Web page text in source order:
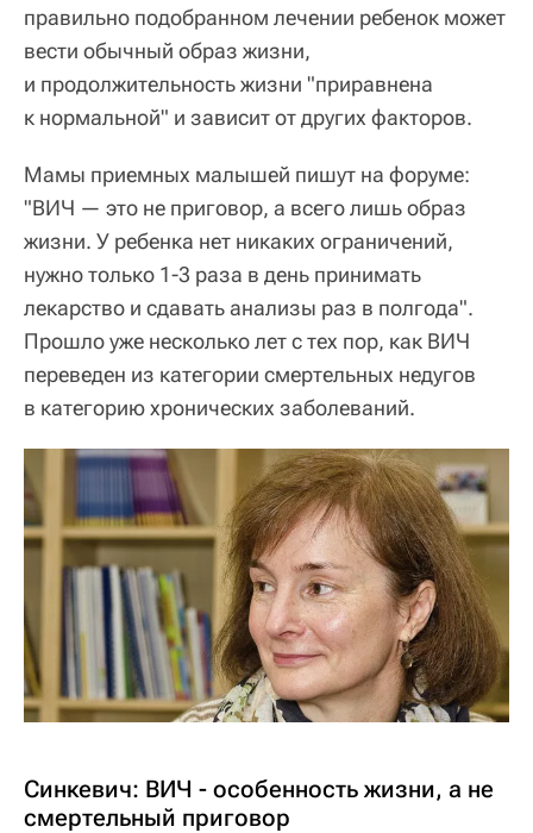
правильно подобранном лечении ребенок может
вести обычный образ жизни,
и продолжительность жизни "приравнена
к нормальной" и зависит от других факторов.
Мамы приемных малышей пишут на форуме:
"ВИЧ — это не приговор, а всего лишь образ
жизни. У ребенка нет никаких ограничений,
нужно только 1-3 раза в день принимать
лекарство и сдавать анализы раз в полгода".
Прошло уже несколько лет с тех пор, как ВИЧ
переведен из категории смертельных недугов
в категорию хронических заболеваний.
Синкевич: ВИЧ - особенность жизни, а не
смертельный приговор